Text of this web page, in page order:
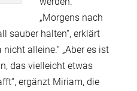
„Morgens nach
sauber halten“, erklärt
alleine.“ „Aber es ist
das vielleicht etwas
ergänzt Miriam, die